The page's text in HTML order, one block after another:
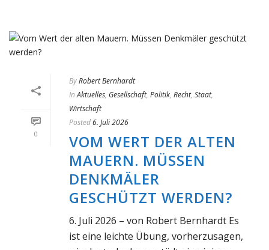
0
ByRobert Bernhardt
In Aktuelles, Gesellschaft, Politik, Recht, Staat,
Wirtschaft
Posted6. Juli 2026
VOM WERT DER ALTEN
MAUERN. MÜSSEN
DENKMÄLER
GESCHÜTZT WERDEN?
6. Juli 2026 – von Robert Bernhardt Es
ist eine leichte Übung, vorherzusagen,